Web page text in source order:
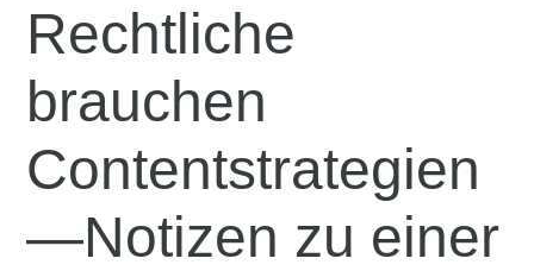
Rechtliche
brauchen
Contentstrategien
—Notizen zu einer